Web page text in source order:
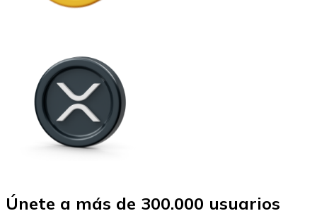
Únete a más de 300.000 usuarios